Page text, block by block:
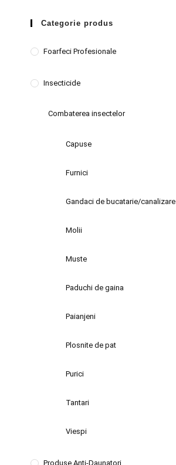
Categorie produs
Foarfeci Profesionale
Insecticide
Combaterea insectelor
Capuse
Furnici
Gandaci de bucatarie/canalizare
Molii
Muste
Paduchi de gaina
Paianjeni
Plosnite de pat
Purici
Tantari
Viespi
Produse Anti-Daunatori